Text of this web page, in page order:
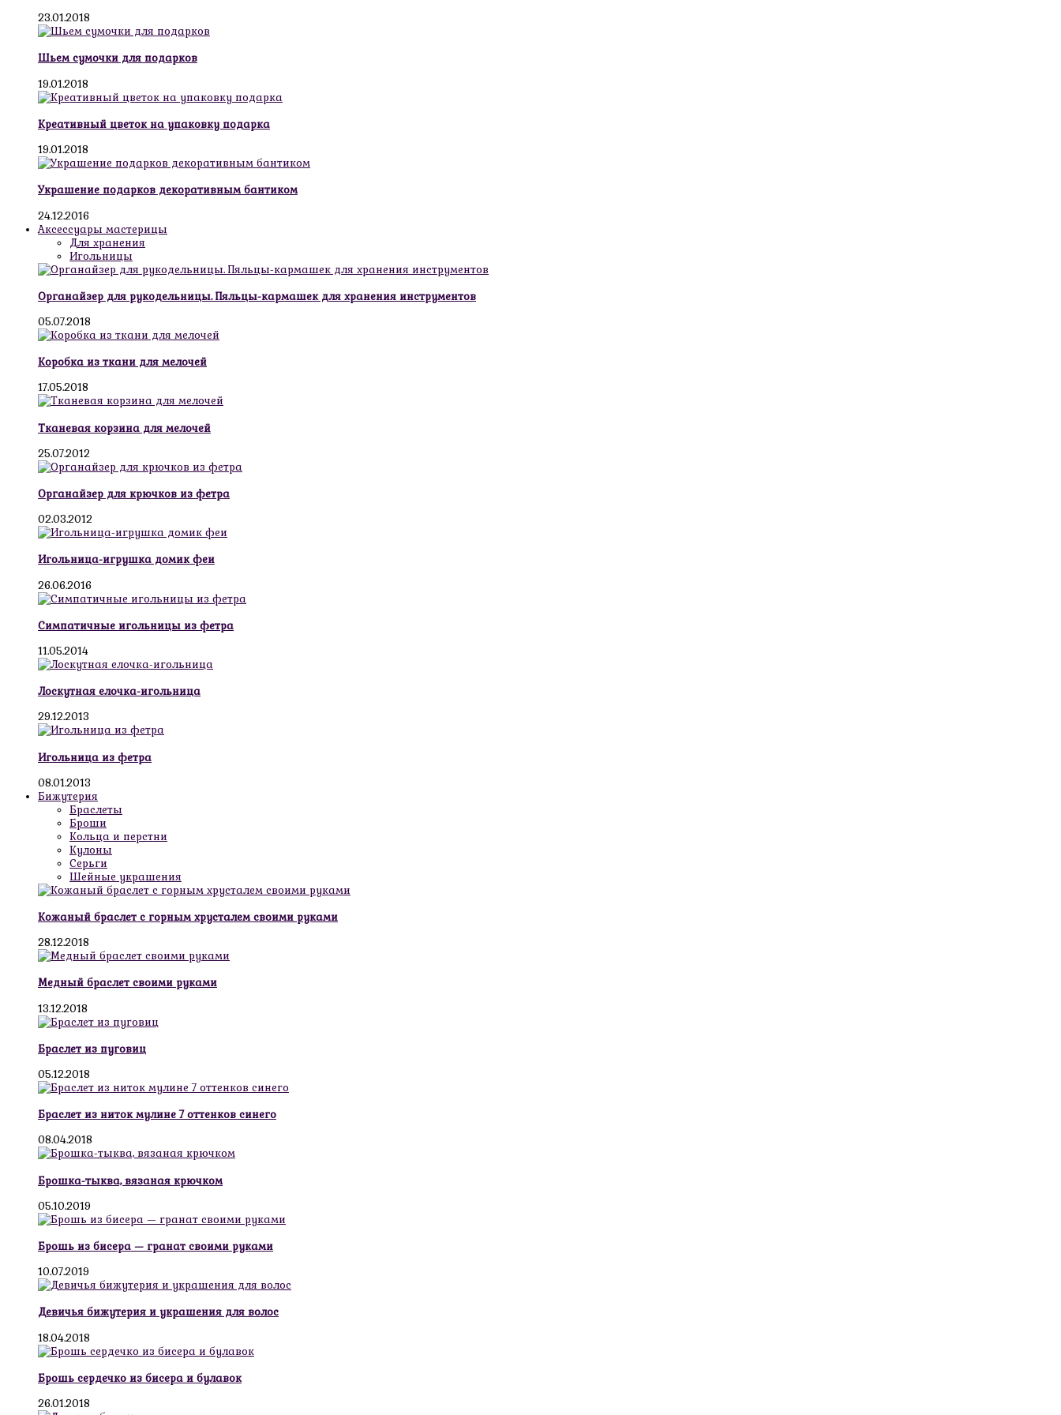
23.01.2018
Шьем сумочки для подарков
19.01.2018
Креативный цветок на упаковку подарка
19.01.2018
Украшение подарков декоративным бантиком
24.12.2016
Аксессуары мастерицы
Для хранения
Игольницы
Органайзер для рукодельницы. Пяльцы-кармашек для хранения инструментов
05.07.2018
Коробка из ткани для мелочей
17.05.2018
Тканевая корзина для мелочей
25.07.2012
Органайзер для крючков из фетра
02.03.2012
Игольница-игрушка домик феи
26.06.2016
Симпатичные игольницы из фетра
11.05.2014
Лоскутная елочка-игольница
29.12.2013
Игольница из фетра
08.01.2013
Бижутерия
Браслеты
Броши
Кольца и перстни
Кулоны
Серьги
Шейные украшения
Кожаный браслет с горным хрусталем своими руками
28.12.2018
Медный браслет своими руками
13.12.2018
Браслет из пуговиц
05.12.2018
Браслет из ниток мулине 7 оттенков синего
08.04.2018
Брошка-тыква, вязаная крючком
05.10.2019
Брошь из бисера — гранат своими руками
10.07.2019
Девичья бижутерия и украшения для волос
18.04.2018
Брошь сердечко из бисера и булавок
26.01.2018